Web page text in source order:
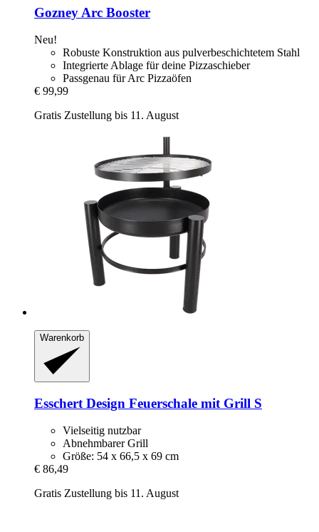
Gozney Arc Booster
Neu!
Robuste Konstruktion aus pulverbeschichtetem Stahl
Integrierte Ablage für deine Pizzaschieber
Passgenau für Arc Pizzaöfen
€ 99,99
Gratis Zustellung bis 11. August
Warenkorb
Esschert Design Feuerschale mit Grill S
Vielseitig nutzbar
Abnehmbarer Grill
Größe: 54 x 66,5 x 69 cm
€ 86,49
Gratis Zustellung bis 11. August